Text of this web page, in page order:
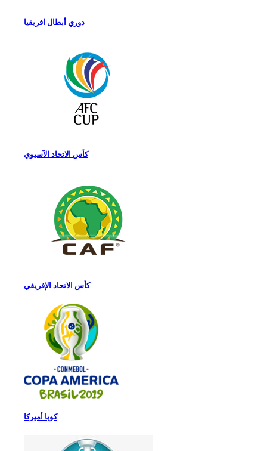
دوري أبطال افريقيا
كأس الاتحاد الآسيوي
كأس الاتحاد الإفريقي
كوبا أميركا